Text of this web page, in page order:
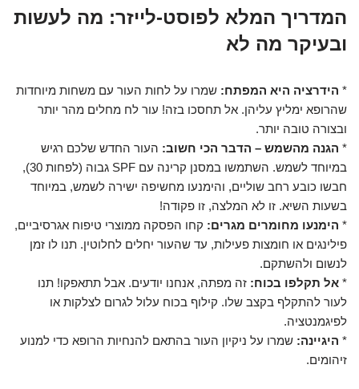
המדריך המלא לפוסט-לייזר: מה לעשות
ובעיקר מה לא
* הידרציה היא המפתח: שמרו על לחות העור עם משחות מיוחדות
שהרופא ימליץ עליהן. אל תחסכו בזה! עור לח מחלים מהר יותר
ובצורה טובה יותר.
* הגנה מהשמש – הדבר הכי חשוב: העור החדש שלכם רגיש
במיוחד לשמש. השתמשו במסנן קרינה עם SPF גבוה (לפחות 30),
חבשו כובע רחב שוליים, והימנעו מחשיפה ישירה לשמש, במיוחד
בשעות השיא. זו לא המלצה, זו פקודה!
* הימנעו מחומרים מגרים: קחו הפסקה ממוצרי טיפוח אגרסיביים,
פילינגים או חומצות פעילות, עד שהעור יחלים לחלוטין. תנו לו זמן
לנשום ולהשתקם.
* אל תקלפו בכוח: זה מפתה, אנחנו יודעים. אבל תתאפקו! תנו
לעור להתקלף בקצב שלו. קילוף בכוח עלול לגרום לצלקות או
לפיגמנטציה.
* היגיינה: שמרו על ניקיון העור בהתאם להנחיות הרופא כדי למנוע
זיהומים.